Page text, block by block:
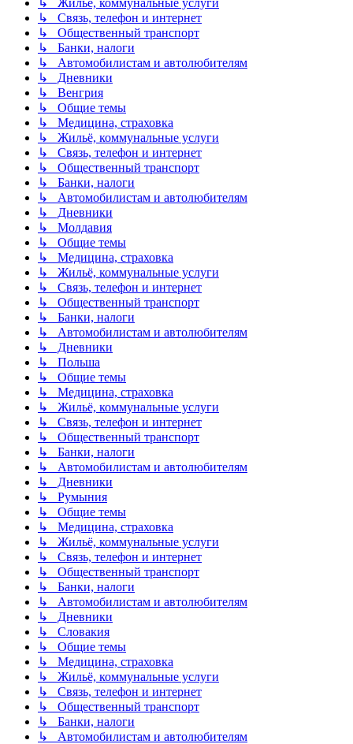
↳ Связь, телефон и интернет
↳ Общественный транспорт
↳ Банки, налоги
↳ Автомобилистам и автолюбителям
↳ Дневники
↳ Венгрия
↳ Общие темы
↳ Медицина, страховка
↳ Жильё, коммунальные услуги
↳ Связь, телефон и интернет
↳ Общественный транспорт
↳ Банки, налоги
↳ Автомобилистам и автолюбителям
↳ Дневники
↳ Молдавия
↳ Общие темы
↳ Медицина, страховка
↳ Жильё, коммунальные услуги
↳ Связь, телефон и интернет
↳ Общественный транспорт
↳ Банки, налоги
↳ Автомобилистам и автолюбителям
↳ Дневники
↳ Польша
↳ Общие темы
↳ Медицина, страховка
↳ Жильё, коммунальные услуги
↳ Связь, телефон и интернет
↳ Общественный транспорт
↳ Банки, налоги
↳ Автомобилистам и автолюбителям
↳ Дневники
↳ Румыния
↳ Общие темы
↳ Медицина, страховка
↳ Жильё, коммунальные услуги
↳ Связь, телефон и интернет
↳ Общественный транспорт
↳ Банки, налоги
↳ Автомобилистам и автолюбителям
↳ Дневники
↳ Словакия
↳ Общие темы
↳ Медицина, страховка
↳ Жильё, коммунальные услуги
↳ Связь, телефон и интернет
↳ Общественный транспорт
↳ Банки, налоги
↳ Автомобилистам и автолюбителям